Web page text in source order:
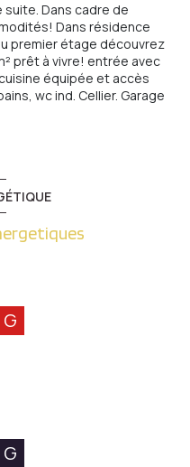
suite. Dans cadre de
Dans résidence
premier étage découvrez
prêt à vivre! entrée avec
équipée et accès
wc ind. Cellier. Garage
G
G